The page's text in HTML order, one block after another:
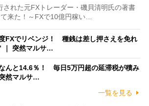
れた元FXトレーダー・磯貝清明氏の著書
来た！～FXで10億円稼い…
度FXでリベンジ！ 種銭は差し押さえを免れ
｜ 突然マルサ…
なんと14.6％！ 毎日5万円超の延滞税が積み
然マルサ…
一覧を見る